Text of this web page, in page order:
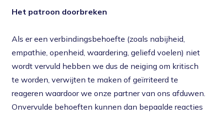
Het patroon doorbreken
Als er een verbindingsbehoefte (zoals nabijheid,
empathie, openheid, waardering, geliefd voelen) niet
wordt vervuld hebben we dus de neiging om kritisch
te worden, verwijten te maken of geïrriteerd te
reageren waardoor we onze partner van ons afduwen.
Onvervulde behoeften kunnen dan bepaalde reacties